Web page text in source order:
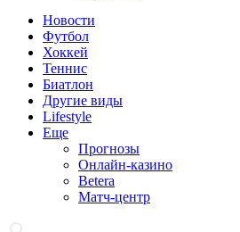
Новости
Футбол
Хоккей
Теннис
Биатлон
Другие виды
Lifestyle
Еще
Прогнозы
Онлайн-казино
Betera
Матч-центр